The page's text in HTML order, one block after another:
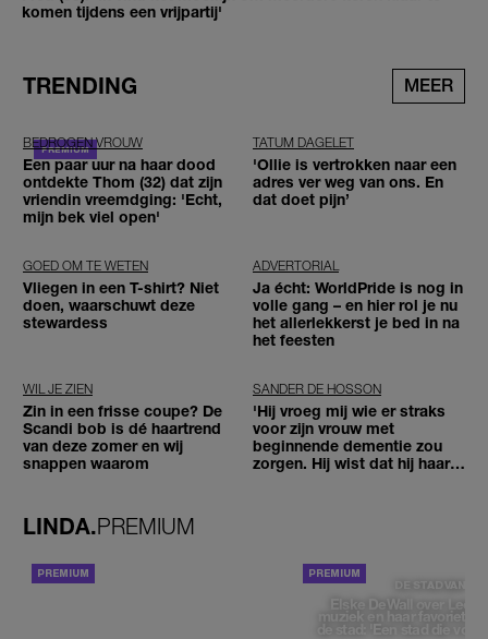
komen tijdens een vrijpartij'
TRENDING MEER
BEDROGEN VROUW
Een paar uur na haar dood
ontdekte Thom (32) dat zijn
vriendin vreemdging: 'Echt,
mijn bek viel open'
TATUM DAGELET
'Ollie is vertrokken naar een
adres ver weg van ons. En
dat doet pijn’
GOED OM TE WETEN
Vliegen in een T-shirt? Niet
doen, waarschuwt deze
stewardess
ADVERTORIAL
Ja écht: WorldPride is nog in
volle gang – en hier rol je nu
het allerlekkerst je bed in na
het feesten
WIL JE ZIEN
Zin in een frisse coupe? De
Scandi bob is dé haartrend
van deze zomer en wij
snappen waarom
SANDER DE HOSSON
'Hij vroeg mij wie er straks
voor zijn vrouw met
beginnende dementie zou
zorgen. Hij wist dat hij haar
LINDA.PREMIUM
DE STAD VAN
Elske DeWall over
muziek en haar favoriete
de stad: 'Een stad die